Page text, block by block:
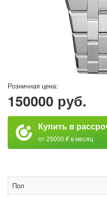
Розничная цена:
150000 руб.
Купить в
от 25000 ₽ в месяц
Пол